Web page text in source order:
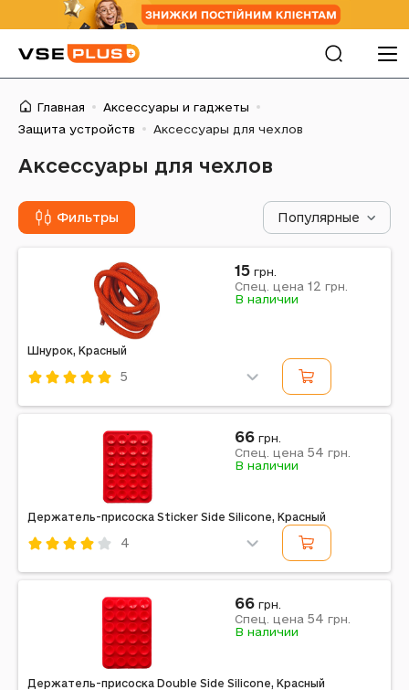
Главная
Аксессуары и гаджеты
Защита устройств
Аксессуары для чехлов
Аксессуары для чехлов
Фильтры Популярные
Шнурок, Красный
5
15 грн.
Спец. цена 12 грн.
В наличии
Держатель-присоска Sticker Side Silicone, Красный
4
Примечание: 75 x 50 мм.
66 грн.
Спец. цена 54 грн.
В наличии
Держатель-присоска Double Side Silicone, Красный
66 грн.
Спец. цена 54 грн.
В наличии